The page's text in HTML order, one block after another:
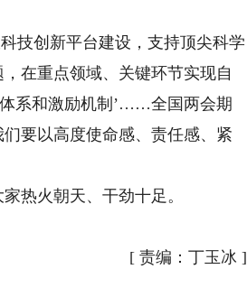
技创新平台建设，支持顶尖科学
在重点领域、关键环节实现自
系和激励机制’……全国两会期
要以高度使命感、责任感、紧
热火朝天、干劲十足。
[ 责编：丁玉冰 ]